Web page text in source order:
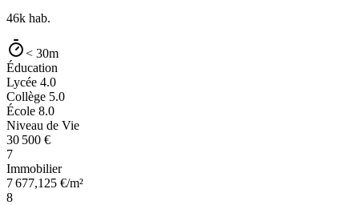
46k hab.
< 30m
Éducation
Lycée 4.0
Collège 5.0
École 8.0
Niveau de Vie
30 500 €
7
Immobilier
7 677,125 €/m²
8